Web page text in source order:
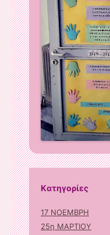
Kατηγορίες
17 ΝΟΕΜΒΡΗ
25η ΜΑΡΤΙΟΥ